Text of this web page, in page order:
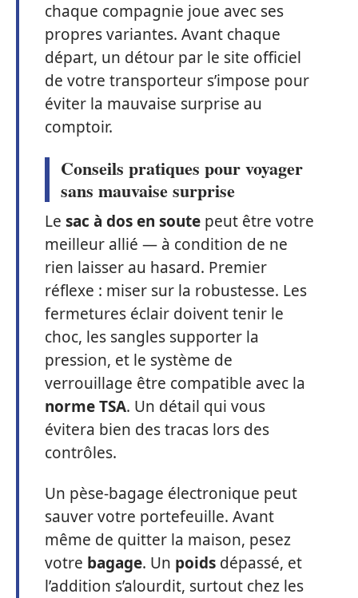
chaque compagnie joue avec ses
propres variantes. Avant chaque
départ, un détour par le site officiel
de votre transporteur s’impose pour
éviter la mauvaise surprise au
comptoir.
Conseils pratiques pour voyager
sans mauvaise surprise
Le sac à dos en soute peut être votre
meilleur allié — à condition de ne
rien laisser au hasard. Premier
réflexe : miser sur la robustesse. Les
fermetures éclair doivent tenir le
choc, les sangles supporter la
pression, et le système de
verrouillage être compatible avec la
norme TSA. Un détail qui vous
évitera bien des tracas lors des
contrôles.
Un pèse-bagage électronique peut
sauver votre portefeuille. Avant
même de quitter la maison, pesez
votre bagage. Un poids dépassé, et
l’addition s’alourdit, surtout chez les